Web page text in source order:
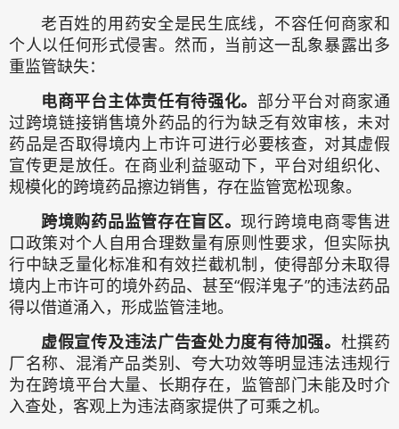
老百姓的用药安全是民生底线，不容任何商家和
个人以任何形式侵害。然而，当前这一乱象暴露出多
重监管缺失：
电商平台主体责任有待强化。 部分平台对商家通
过跨境链接销售境外药品的行为缺乏有效审核，未对
药品是否取得境内上市许可进行必要核查，对其虚假
宣传更是放任。在商业利益驱动下，平台对组织化、
规模化的跨境药品擦边销售，存在监管宽松现象。
跨境购药品监管存在盲区。现行跨境电商零售进
口政策对个人自用合理数量有原则性要求，但实际执
行中缺乏量化标准和有效拦截机制，使得部分未取得
境内上市许可的境外药品、甚至“假洋鬼子”的违法药品
得以借道涌入，形成监管洼地。
虚假宣传及违法广告查处力度有待加强。 杜撰药
厂名称、混淆产品类别、夸大功效等明显违法违规行
为在跨境平台大量、长期存在，监管部门未能及时介
入查处，客观上为违法商家提供了可乘之机。